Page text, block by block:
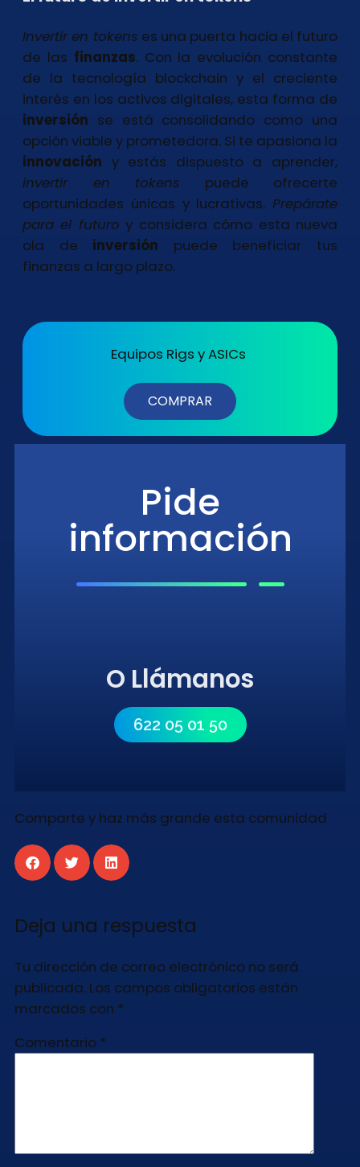
Invertir en tokens es una puerta hacia el futuro
de las finanzas. Con la evolución constante
de la tecnología blockchain y el creciente
interés en los activos digitales, esta forma de
inversión se está consolidando como una
opción viable y prometedora. Si te apasiona la
innovación y estás dispuesto a aprender,
invertir en tokens puede ofrecerte
oportunidades únicas y lucrativas. Prepárate
para el futuro y considera cómo esta nueva
ola de inversión puede beneficiar tus
finanzas a largo plazo.
Equipos Rigs y ASICs
COMPRAR
Pide
información
O Llámanos
622 05 01 50
Comparte y haz más grande esta comunidad
Deja una respuesta
Tu dirección de correo electrónico no será
publicada. Los campos obligatorios están
marcados con *
Comentario *